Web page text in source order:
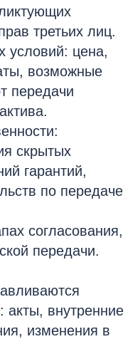
третьих лиц.
условий: цена,
возможные
передачи
скрытых
гарантий,
по передаче
согласования,
передачи.
акты, внутренние
изменения в